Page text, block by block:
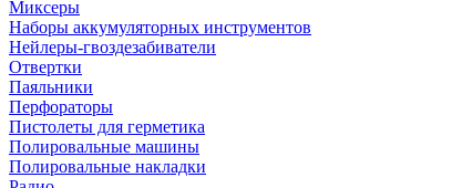
Миксеры
Наборы аккумуляторных инструментов
Нейлеры-гвоздезабиватели
Отвертки
Паяльники
Перфораторы
Пистолеты для герметика
Полировальные машины
Полировальные накладки